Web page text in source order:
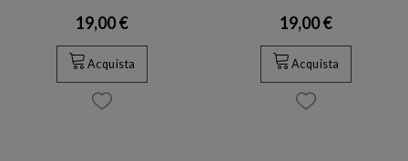
19,00 €
Acquista
19,00 €
Acquista